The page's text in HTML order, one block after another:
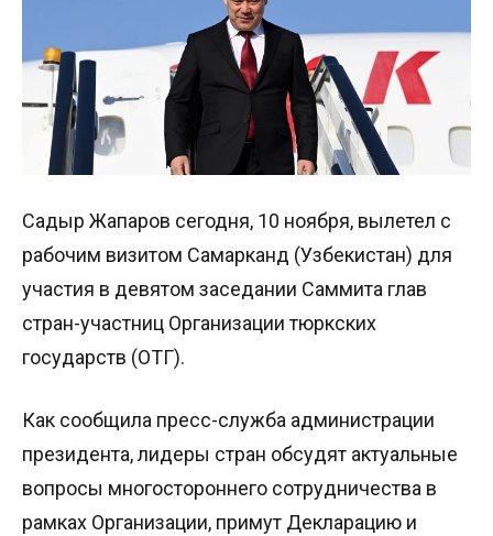
Садыр Жапаров сегодня, 10 ноября, вылетел с
рабочим визитом Самарканд (Узбекистан) для
участия в девятом заседании Саммита глав
стран-участниц Организации тюркских
государств (ОТГ).
Как сообщила пресс-служба администрации
президента, лидеры стран обсудят актуальные
вопросы многостороннего сотрудничества в
рамках Организации, примут Декларацию и